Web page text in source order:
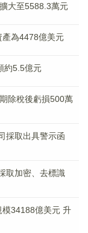
大至5588.3萬元
為4478億美元
約5.5億元
除稅後虧損500萬
採取出具警示函
取加密、去標識
模34188億美元 升